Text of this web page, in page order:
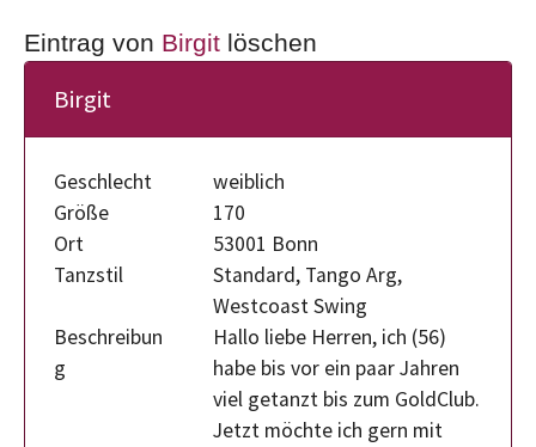
Eintrag von Birgit löschen
Birgit
Geschlecht
weiblich
Größe
170
Ort
53001 Bonn
Tanzstil
Standard, Tango Arg,
Westcoast Swing
Beschreibun
g
Hallo liebe Herren, ich (56)
habe bis vor ein paar Jahren
viel getanzt bis zum GoldClub.
Jetzt möchte ich gern mit